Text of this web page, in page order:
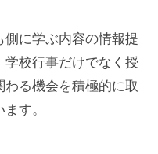
に学ぶ内容の情報提
校行事だけでなく授
る機会を積極的に取
す。